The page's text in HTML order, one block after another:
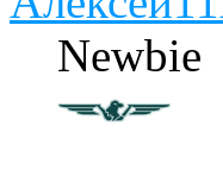
Newbie